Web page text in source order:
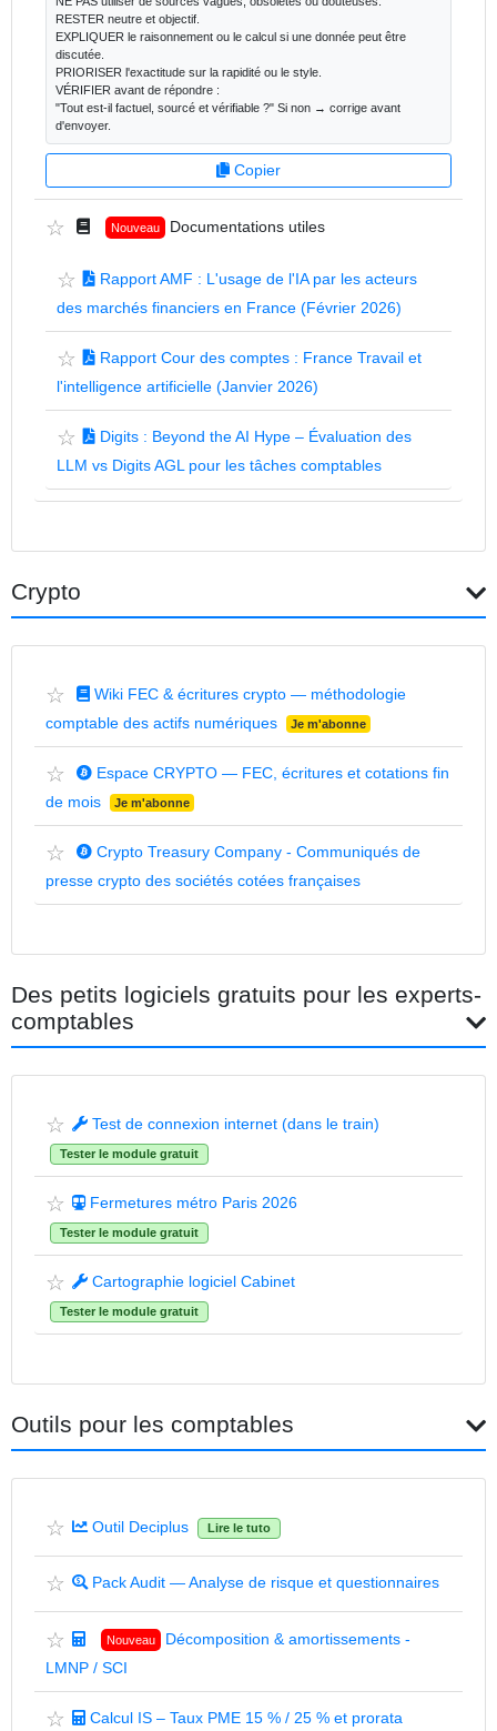
RESTER neutre et objectif.
EXPLIQUER le raisonnement ou le calcul si une donnée peut être
discutée.
PRIORISER l'exactitude sur la rapidité ou le style.
VÉRIFIER avant de répondre :
"Tout est-il factuel, sourcé et vérifiable ?" Si non → corrige avant
d'envoyer.
Copier
☆ Nouveau Documentations utiles
☆
Rapport AMF : L'usage de l'IA par les acteurs
des marchés financiers en France (Février 2026)
☆
Rapport Cour des comptes : France Travail et
l'intelligence artificielle (Janvier 2026)
☆
Digits : Beyond the AI Hype – Évaluation des
LLM vs Digits AGL pour les tâches comptables
Crypto
☆
Wiki FEC & écritures crypto — méthodologie
comptable des actifs numériques
Je m'abonne
☆
Espace CRYPTO — FEC, écritures et cotations fin
de mois
Je m'abonne
☆
Crypto Treasury Company - Communiqués de
presse crypto des sociétés cotées françaises
Des petits logiciels gratuits pour les experts-
comptables
☆ Test de connexion internet (dans le train)
Tester le module gratuit
☆ Fermetures métro Paris 2026
Tester le module gratuit
☆ Cartographie logiciel Cabinet
Tester le module gratuit
Outils pour les comptables
☆ Outil Deciplus Lire le tuto
☆ Pack Audit — Analyse de risque et questionnaires
☆ Nouveau
Décomposition & amortissements -
LMNP / SCI
☆ Calcul IS – Taux PME 15 % / 25 % et prorata